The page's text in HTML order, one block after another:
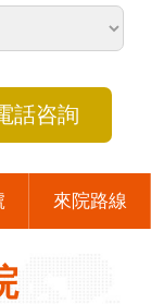
話咨詢
來院路線